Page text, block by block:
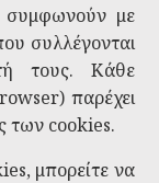
συμφωνούν με
συλλέγονται
τους. Κάθε
παρέχει
των cookies.
μπορείτε να